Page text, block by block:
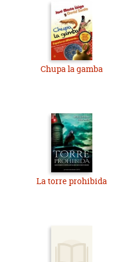
Chupa la gamba
La torre prohibida